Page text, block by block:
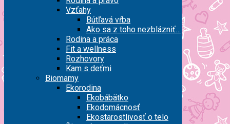
Vzťahy
Bútľavá vŕba
Ako sa z toho nezblázniť…
Rodina a práca
Fit a wellness
Rozhovory
Kam s deťmi
Biomamy
Ekorodina
Ekobábätko
Ekodomácnosť
Ekostarostlivosť o telo